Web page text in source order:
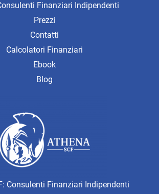
Consulenti Finanziari Indipendenti
Finanziari Indipendenti
Prezzi
Contatti
Calcolatori Finanziari
Ebook
Blog